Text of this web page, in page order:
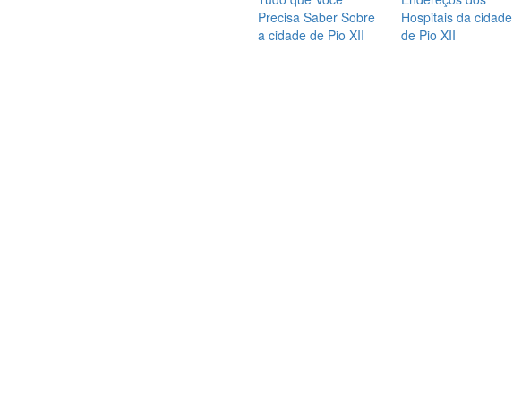
Precisa Saber Sobre
a cidade de Pio XII
Hospitais da cidade
de Pio XII